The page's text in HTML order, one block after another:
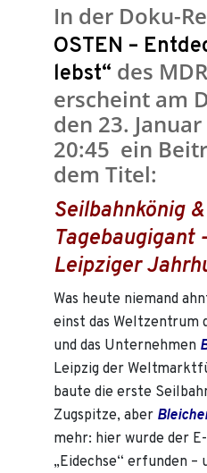
In der Doku-
OSTEN –
lebst“ des
erscheint am
den 23. Januar
20:45 ein
dem Titel:
Seilbahnkönig &
Tagebaugigant
Leipziger
Was heute niemand
einst das Weltzentrum
und das Unternehmen
Leipzig der
baute die erste
Zugspitze, aber
mehr: hier wurde der
„Eidechse“ erfunden –